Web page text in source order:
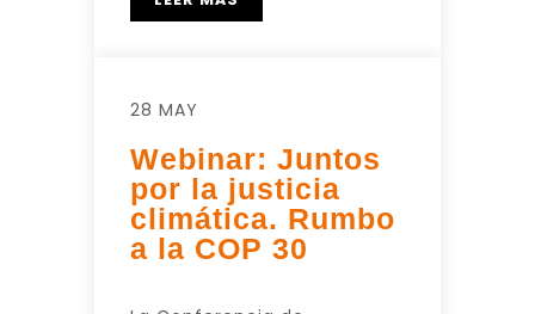
28 MAY
Webinar: Juntos
por la justicia
climática. Rumbo
a la COP 30